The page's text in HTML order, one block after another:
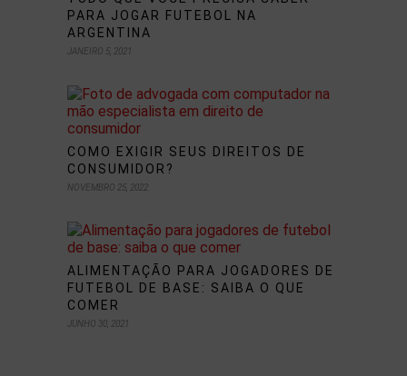
PARA JOGAR FUTEBOL NA
ARGENTINA
JANEIRO 5, 2021
COMO EXIGIR SEUS DIREITOS DE
CONSUMIDOR?
NOVEMBRO 25, 2022
ALIMENTAÇÃO PARA JOGADORES DE
FUTEBOL DE BASE: SAIBA O QUE
COMER
JUNHO 30, 2021